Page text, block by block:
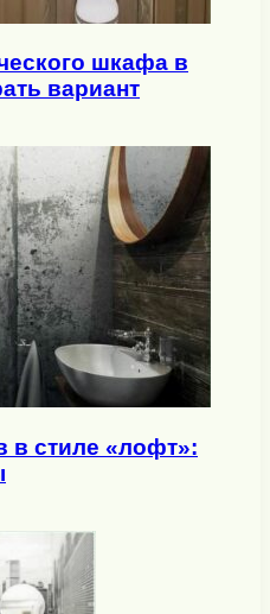
шкафа в
вариант
в стиле «лофт»: